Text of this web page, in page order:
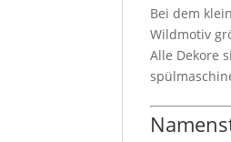
Bei dem
Wildmotiv
Alle Dekore